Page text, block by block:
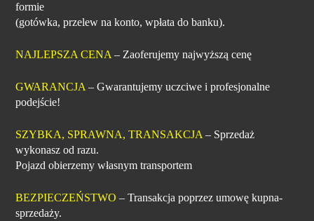
formie
(gotówka, przelew na konto, wpłata do banku).
NAJLEPSZA CENA – Zaoferujemy najwyższą cenę
GWARANCJA – Gwarantujemy uczciwe i profesjonalne
podejście!
SZYBKA, SPRAWNA, TRANSAKCJA – Sprzedaż
wykonasz od razu.
Pojazd obierzemy własnym transportem
BEZPIECZEŃSTWO – Transakcja poprzez umowę kupna-
sprzedaży.